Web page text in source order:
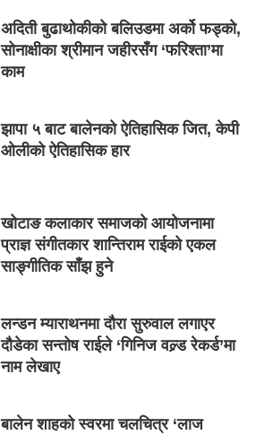
अदिती बुढाथोकीको बलिउडमा अर्को फड्को,
सोनाक्षीका श्रीमान जहीरसँग ‘फरिश्ता’मा
काम
झापा ५ बाट बालेनको ऐतिहासिक जित, केपी
ओलीको ऐतिहासिक हार
खोटाङ कलाकार समाजको आयोजनामा
प्राज्ञ संगीतकार शान्तिराम राईको एकल
साङ्गीतिक साँझ हुने
लन्डन म्याराथनमा दौरा सुरुवाल लगाएर
दौडेका सन्तोष राईले ‘गिनिज वल्र्ड रेकर्ड’मा
नाम लेखाए
बालेन शाहको स्वरमा चलचित्र ‘लाज